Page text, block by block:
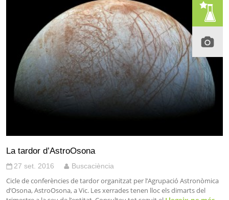
La tardor d’AstroOsona
27 set. 2016 Buscaciència
Cicle de conferències de tardor organitzat per l’Agrupació Astronòmica
d’Osona, AstroOsona, a Vic. Les xerrades tenen lloc els dimarts del